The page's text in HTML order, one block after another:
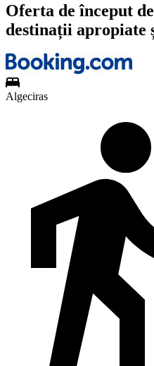
Oferta de început
destinații apropiate
Algeciras